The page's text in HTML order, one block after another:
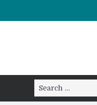
Search
for: